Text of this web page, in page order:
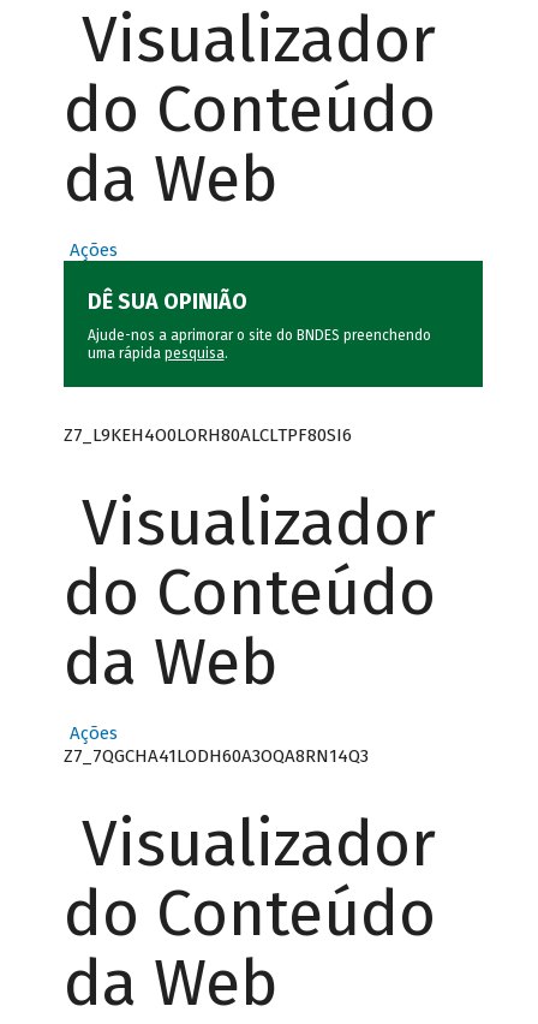
Visualizador
do Conteúdo
da Web
Ações
DÊ SUA OPINIÃO
Ajude-nos a aprimorar o site do BNDES preenchendo
uma rápida pesquisa.
Z7_L9KEH4O0LORH80ALCLTPF80SI6
Visualizador
do Conteúdo
da Web
Ações
Z7_7QGCHA41LODH60A3OQA8RN14Q3
Visualizador
do Conteúdo
da Web